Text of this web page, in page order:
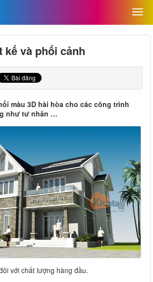
kế và phối cảnh
màu 3D hài hòa cho các công trình
như tư nhân …
với chất lượng hàng đầu.